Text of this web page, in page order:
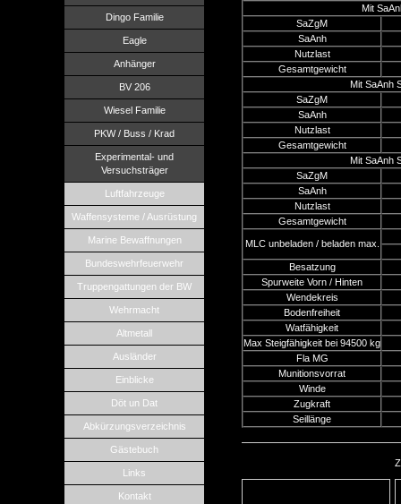
Dingo Familie
Eagle
Anhänger
BV 206
Wiesel Familie
PKW / Buss / Krad
Experimental- und
Versuchsträger
Luftfahrzeuge
Waffensysteme / Ausrüstung
Marine Bewaffnungen
Bundeswehrfeuerwehr
Truppengattungen der BW
Wehrmacht
Altmetall
Ausländer
Einblicke
Döt un Dat
Abkürzungsverzeichnis
Gästebuch
Links
Kontakt
Mit
SaZgM
SaAnh
Nutzlast
Gesamtgewicht
Mit SaAnh
SaZgM
SaAnh
Nutzlast
Gesamtgewicht
Mit SaAnh
SaZgM
SaAnh
Nutzlast
Gesamtgewicht
MLC unbeladen / beladen max.
Besatzung
Spurweite Vorn / Hinten
Wendekreis
Bodenfreiheit
Watfähigkeit
Max Steigfähigkeit bei 94500 kg
Fla MG
Munitionsvorrat
Winde
Zugkraft
Seillänge